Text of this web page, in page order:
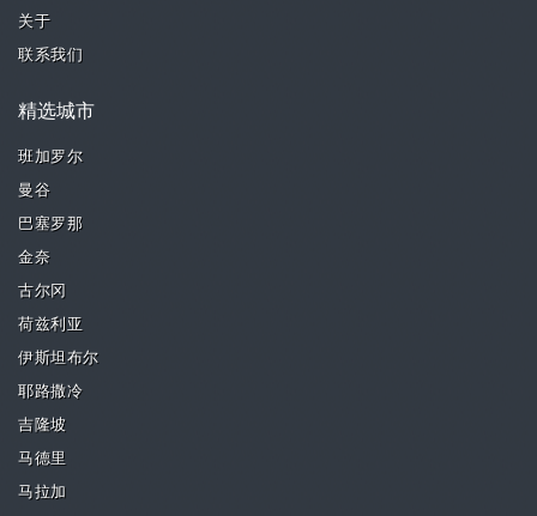
关于
联系我们
精选城市
班加罗尔
曼谷
巴塞罗那
金奈
古尔冈
荷兹利亚
伊斯坦布尔
耶路撒冷
吉隆坡
马德里
马拉加